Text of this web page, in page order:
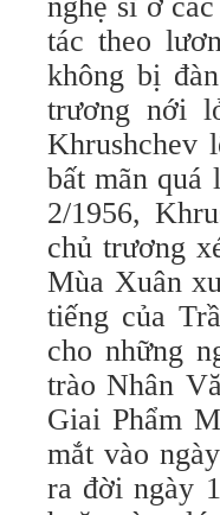
tác theo
không bị
trương nới
Khrushchev
bất mãn
2/1956,
chủ trương
Mùa Xuân
tiếng của
cho những
trào Nhân
Giai Phẩm
mắt vào
ra đời ngày